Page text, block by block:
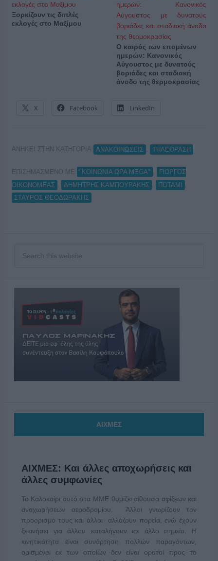
Ξορκίζουν τις διπλές
εκλογές στο Μαξίμου
Ο καιρός των επομένων
ημερών: Κανονικός
Αύγουστος με δυνατούς
βοριάδες και σταδιακή
άνοδο της θερμοκρασίας
X Facebook LinkedIn
ΑΝΗΚΕΙ ΣΤΗΝ ΚΑΤΗΓΟΡΙΑ: ΑΝΑΚΟΙΝΩΣΕΙΣ ΤΗΛΕΟΡΑΣΗ
ΕΠΙΣΗΜΑΣΜΕΝΟ ΜΕ: "ΚΟΙΝΩΝΙΑ ΩΡΑ MEGA"
ΓΙΩΡΓΟΣ
ΟΙΚΟΝΟΜΕΑΣ
ΔΗΜΗΤΡΗΣ ΚΑΜΠΟΥΡΑΚΗΣ ΠΟΤΑΜΙ
ΣΤΑΥΡΟΣ ΘΕΟΔΩΡΑΚΗΣ
ΑΙΧΜΕΣ
ΑΙΧΜΕΣ: Και άλλες αποχωρήσεις και
άλλες συμφωνίες
Το Καλοκαίρι αυτό στα ΜΜΕ θυμίζει αίθουσα αφίξεων και
αναχωρήσεων αεροδρομίου. Άλλοι γνωρίζουν τον
προορισμό τους και άλλοι αλλάζουν πορεία, ενώ έχουν
ξεκινήσει για άλλου καταλήγουν σε άλλο σημείο. Η
κινητικότητα είναι συνάρτηση πολλών παραγόντων,
ορισμένοι εκ των οποίων δεν είναι ορατοί προς το